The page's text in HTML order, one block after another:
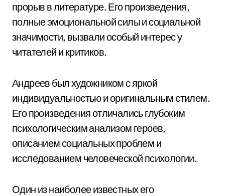
прорыв в литературе. Его произведения,
полные эмоциональной силы и социальной
значимости, вызвали особый интерес у
читателей и критиков.
Андреев был художником с яркой
индивидуальностью и оригинальным стилем.
Его произведения отличались глубоким
психологическим анализом героев,
описанием социальных проблем и
исследованием человеческой психологии.
Один из наиболее известных его